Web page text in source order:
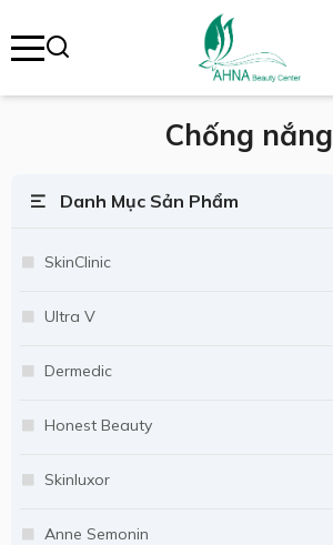
menu
Chống nắng
Danh Mục Sản Phẩm
SkinClinic
Ultra V
Dermedic
Honest Beauty
Skinluxor
Anne Semonin